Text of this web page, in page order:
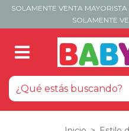
SOLAMENTE VENTA
SOLAMENTE